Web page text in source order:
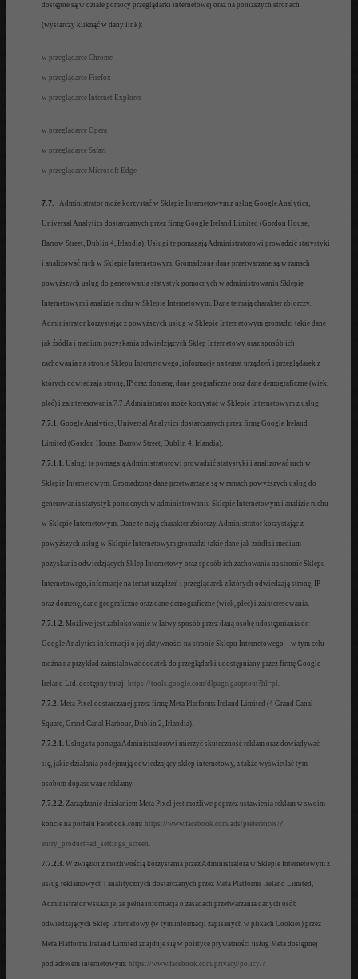
dostępne są w dziale pomocy przeglądarki internetowej oraz na poniższych stronach
(wystarczy kliknąć w dany link):
w przeglądarce Chrome
w przeglądarce Firefox
w przeglądarce Internet Explorer
w przeglądarce Opera
w przeglądarce Safari
w przeglądarce Microsoft Ed ge
7.7. Administrator może korzystać w Sklepie Internetowym z usług Google Analytics,
Universal Analytics dostarczanych przez firmę Google Ireland Limited (Gordon House,
Barrow Street, Dublin 4, Irlandia). Usługi te pomagająAdministratorowi prowadzić statystyki
i analizować ruch w Sklepie Internetowym. Gromadzone dane przetwarzane są w ramach
powyższych usług do generowania statystyk pomocnych w administrowaniu Sklepie
Internetowym i analizie ruchu w Sklepie Internetowym. Dane te mają charakter zbiorczy.
Administrator korzystając z powyższych usł ug w Sklepie Internetowym gromadzi takie dane
jak źródła i medium pozyskania odwiedzjących Sklep Internetowy oraz sposób ich
zachowania na stronie Sklepu Internetowego, informacje na temat urządzeń i przeglądarek z
których odwiedzają stronę, IP oraz domenę, dane geograficzne oraz dane demograficzne (wiek,
płeć) i zainteresowania.7.7. Administrator może korzystać w Sklepie Internetowym z usług:
7.7.1. Google Analytics, Universal Analytics dostarczanych przez firmę Google Ireland
Limited (Gordon House, Barrow Street, Dublin 4, Irlandia).
7.7.1.1. Usługi te pomagają Administratorowi prowadzić statystyki i analizować ruch w
Sklepie Internetowym. Gromadzone dane przetwarzane są w ramach powyższych usług do
generowania statystyk pomocnych w administrowaniu Sklepie Internetowym i analizie ruchu
w Sklepie Internetowym. Dane te mają charakter zbiorczy. Administrator korzystając z
powyższych usług w Sklepie Internetowym gromadzi takie dane jak źródła i medium
pozyskania odwiedzjących Sklep Internetowy oraz sposób ich zachowania na stronie Sklepu
Internetowego, informacje na temat urządzeń i przeglądarek z których odwiedzają stronę, IP
oraz domenę, dane geograficzne oraz dane demograficzne (wiek, płeć) i zainteresowania.
7.7.1.2. Możliwe jest zablokowanie w łatwy sposób przez daną osobę udostępniania do
Google Analytics informacji o jej aktywności na stronie Sklepu Internetowego – w tym celu
można na przykład zainstalować dodatek do przeglądarki udostępniany przez firmę Google
Ireland Ltd. dostępny tutaj: https://tools.google.com/dlpage/gaoptout?hl=pl.
7.7.2. Meta Pixel dostarczanej przez firmę Meta Platforms Ireland Limited (4 Grand Canal
Square, Grand Canal Harbour, Dublin 2, Irlandia).
7.7.2.1. Usługa ta pomaga Administratorowi mierzyć skuteczność reklam oraz dowiadywać
się, jakie działania podejmują odwiedzający sklep internetowy, a także wyświetlać tym
osobom dopasowane reklamy.
7.7.2.2. Zarządzanie działaniem Meta Pixel jest możliwe poprzez ustawienia reklam w swoim
koncie na portalu Facebook.com: https://www.facebook.com/ads/preferences/?
entry_product=ad_settings_screen.
7.7.2.3. W związku z możliwością korzystania przez Administratora w Sklepie Internetowym z
usług reklamowych i analitycznych dostarczanych przez Meta Platforms Ireland Limited,
Administrator wskazuje, że pełna informacja o zasadach przetwarzania danych osób
odwiedzających Sklep Internetowy (w tym informacji zapisanych w plikach Cookies) przez
Meta Platforms Ireland Limited znajduje się w polityce prywatności usług Meta dostępnej
pod adresem internetowym: https://www.facebook.com/privacy/policy/?